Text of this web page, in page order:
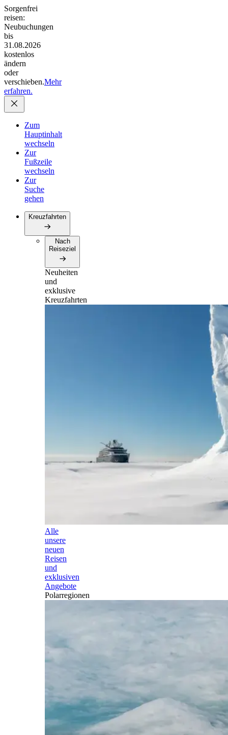
Sorgenfrei
reisen:
Neubuchungen
bis
31.08.2026
kostenlos
ändern
oder
verschieben.Mehr
erfahren.
Zum
Hauptinhalt
wechseln
Zur
Fußzeile
wechseln
Zur
Suche
gehen
Kreuzfahrten
Nach
Reiseziel
Neuheiten
und
exklusive
Kreuzfahrten
Alle
unsere
neuen
Reisen
und
exklusiven
Angebote
Polarregionen